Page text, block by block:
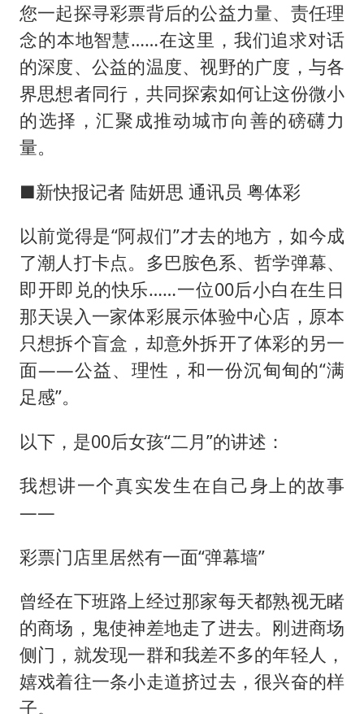
您一起探寻彩票背后的公益力量、责任理
念的本地智慧……在这里，我们追求对话
的深度、公益的温度、视野的广度，与各
界思想者同行，共同探索如何让这份微小
的选择，汇聚成推动城市向善的磅礴力
量。
■新快报记者 陆妍思 通讯员 粤体彩
以前觉得是“阿叔们”才去的地方，如今成
了潮人打卡点。多巴胺色系、哲学弹幕、
即开即兑的快乐……一位00后小白在生日
那天误入一家体彩展示体验中心店，原本
只想拆个盲盒，却意外拆开了体彩的另一
面——公益、理性，和一份沉甸甸的“满
足感”。
以下，是00后女孩“二月”的讲述：
我想讲一个真实发生在自己身上的故事
——
彩票门店里居然有一面“弹幕墙”
曾经在下班路上经过那家每天都熟视无睹
的商场，鬼使神差地走了进去。刚进商场
侧门，就发现一群和我差不多的年轻人，
嬉戏着往一条小走道挤过去，很兴奋的样
子。